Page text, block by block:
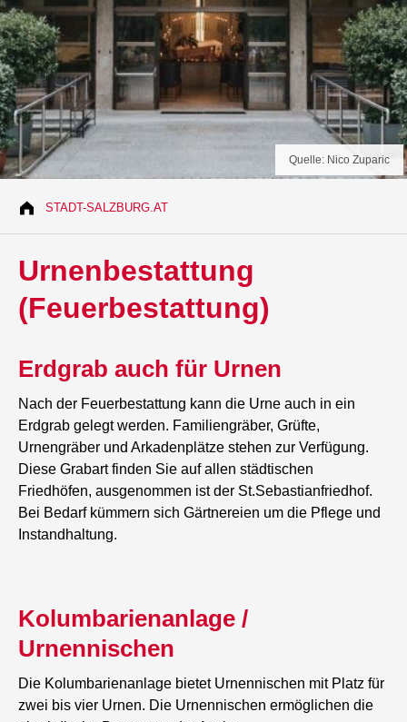
Quelle: Nico Zuparic
STADT-SALZBURG.AT
Urnenbestattung
(Feuerbestattung)
Erdgrab auch für Urnen
Nach der Feuerbestattung kann die Urne auch in ein
Erdgrab gelegt werden. Familiengräber, Grüfte,
Urnengräber und Arkadenplätze stehen zur Verfügung.
Diese Grabart finden Sie auf allen städtischen
Friedhöfen, ausgenommen ist der St.Sebastianfriedhof.
Bei Bedarf kümmern sich Gärtnereien um die Pflege und
Instandhaltung.
Kolumbarienanlage /
Urnennischen
Die Kolumbarienanlage bietet Urnennischen mit Platz für
zwei bis vier Urnen. Die Urnennischen ermöglichen die